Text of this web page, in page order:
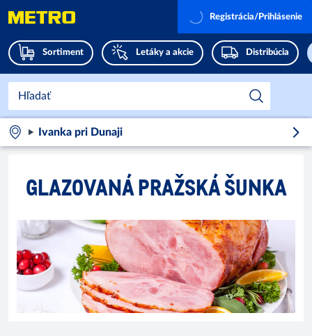
Sortiment Letáky a akcie Distribúcia
Registrácia/Prihlásenie
Ivanka pri Dunaji
GLAZOVANÁ PRAŽSKÁ ŠUNKA